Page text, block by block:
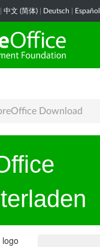
中文 (简体) Deutsch Español
Download